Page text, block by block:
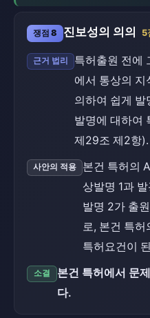
쟁점 8 진보성의 의의 5
근거 법리
특허출원 전에
에서 통상의 지
의하여 쉽게 발
발명에 대하여
제29조 제2항).
사안의 적용
본건 특허의
상발명 1과
발명 2가 출
로, 본건 특허
특허요건이
소결
본건 특허에서 문
다.